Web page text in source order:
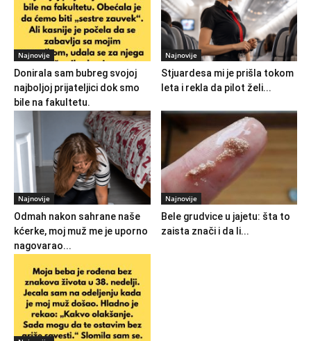
Najnovije
Donirala sam bubreg svojoj
najboljoj prijateljici dok smo
bile na fakultetu.
Najnovije
Stjuardesa mi je prišla tokom
leta i rekla da pilot želi...
Najnovije
Odmah nakon sahrane naše
kćerke, moj muž me je uporno
nagovarao...
Najnovije
Bele grudvice u jajetu: šta to
zaista znači i da li...